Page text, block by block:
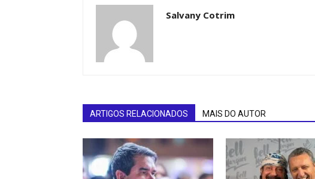
Salvany Cotrim
ARTIGOS RELACIONADOS MAIS DO AUTOR